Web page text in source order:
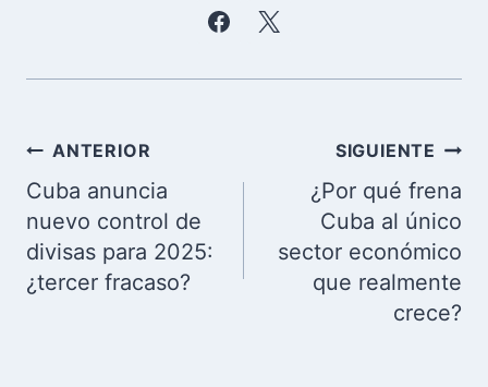
Navegación
de
entradas
ANTERIOR
Cuba anuncia
nuevo control de
divisas para 2025:
¿tercer fracaso?
SIGUIENTE
¿Por qué frena
Cuba al único
sector económico
que realmente
crece?